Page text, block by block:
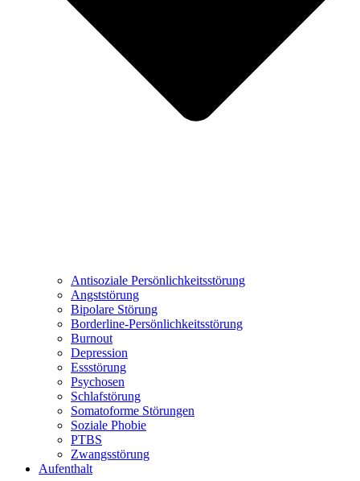
Antisoziale Persönlichkeitsstörung
Angststörung
Bipolare Störung
Borderline-Persönlichkeitsstörung
Burnout
Depression
Essstörung
Psychosen
Schlafstörung
Somatoforme Störungen
Soziale Phobie
PTBS
Zwangsstörung
Aufenthalt